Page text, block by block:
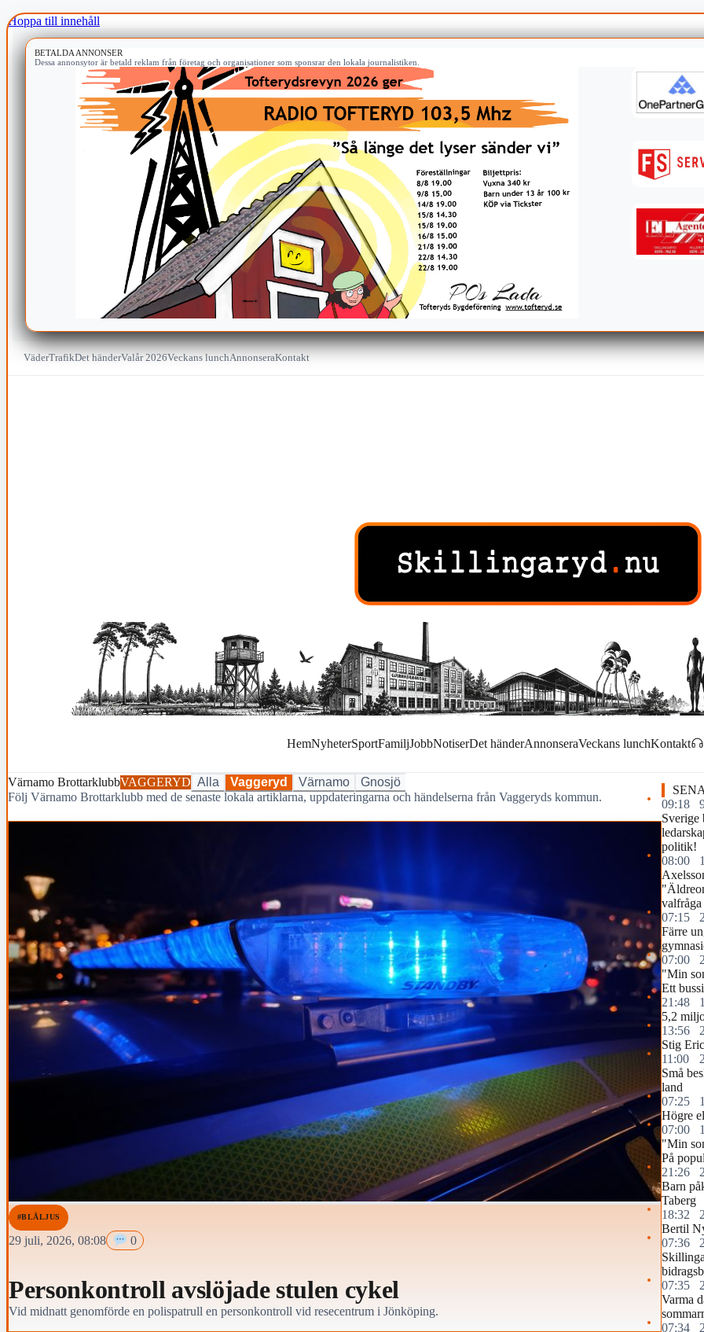
Hoppa till innehåll
BETALDA ANNONSER
Dessa annonsytor är betald reklam från företag och organisationer som sponsrar den lokala journalistiken.
VäderTrafikDet händerValår 2026Veckans lunchAnnonseraKontakt
HemNyheterSportFamiljJobbNotiserDet händerAnnonseraVeckans lunchKontakt
Värnamo BrottarklubbVAGGERYD Alla Vaggeryd Värnamo
Gnosjö
Följ Värnamo Brottarklubb med de senaste lokala artiklarna, uppdateringarna och händelserna från Vaggeryds kommun.
#BLÅLJUS
29 juli, 2026, 08:08 0
Personkontroll avslöjade stulen cykel
Vid midnatt genomförde en polispatrull en personkontroll vid resecentrum i Jönköping.
09:18
Sverige
politik!
08:00
07:15
Färre
07:00
"Min
Ett
21:48
5,2
13:56
Stig
11:00
Små
land
07:25
Högre
07:00
"Min
På
21:26
Barn
Taberg
18:32
Bertil
07:36
07:35
Varma
07:34